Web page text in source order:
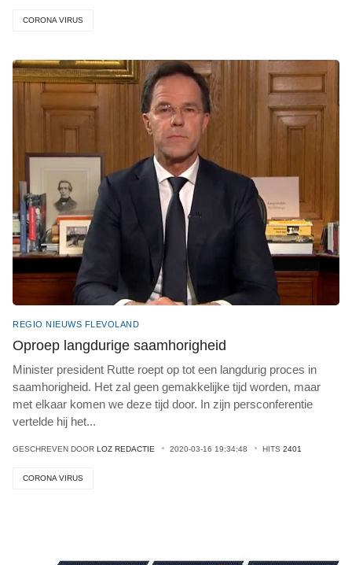
CORONA VIRUS
REGIO NIEUWS FLEVOLAND
Oproep langdurige saamhorigheid
Minister president Rutte roept op tot een langdurig proces in
saamhorigheid. Het zal geen gemakkelijke tijd worden, maar
met elkaar komen we deze tijd door. In zijn persconferentie
vertelde hij het...
GESCHREVEN DOOR LOZ REDACTIE 2020-03-16 19:34:48 HITS 2401
CORONA VIRUS